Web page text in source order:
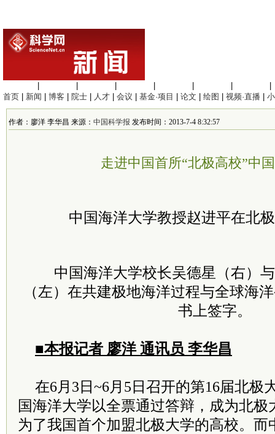
首页
新闻 博客 院士 人才 会议 基金·项目 论文 绘图 视频·直播
作者：廖洋 李华昌 来源： 中国科学报 发布时间：2013-7-4 8:32:57
走进中国首所“北极高校”中
中国海洋大学教授赵进平在北
中国海洋大学校长吴德星（右）
（左）在共建极地海洋过程与全球海
书上签字。
■本报记者 廖洋 通讯员 李华昌
在6月3日~6月5日召开的第16届北极
国海洋大学以全票通过答辩，成为北极
为了我国首个加盟北极大学的高校。而